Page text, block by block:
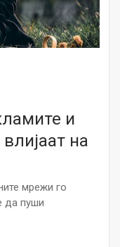
и
на
мрежи го
да пуши